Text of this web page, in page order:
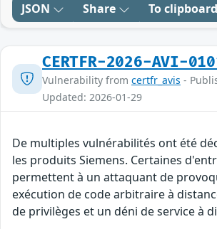
JSON Share To clipboard
CERTFR-2026-AVI-
Vulnerability from certfr_avis -
Updated: 2026-01-29
De multiples vulnérabilités ont été
les produits Siemens. Certaines
permettent à un attaquant de
exécution de code arbitraire à
de privilèges et un déni de service à